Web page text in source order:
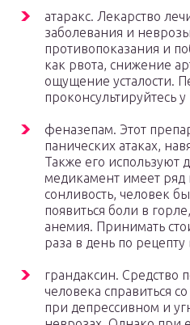
атаракс. Лекарство
заболевания и
противопоказания и
как рвота, снижение
ощущение усталости.
проконсультируйтесь у
феназепам. Этот
панических атаках,
Также его используют
медикамент имеет ряд
сонливость, человек
появиться боли в
анемия. Принимать
раза в день по рецепту
грандаксин. Средство
человека справиться
при депрессивном и